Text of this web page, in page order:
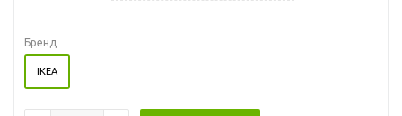
Бренд
IKEA